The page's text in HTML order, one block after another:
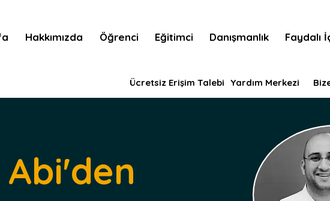
Hakkımızda Öğrenci Eğitimci Danışmanlık Faydalı
Ücretsiz Erişim Talebi Yardım Merkezi